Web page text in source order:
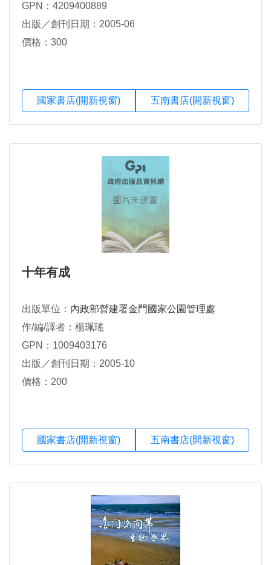
GPN：4209400889
出版／創刊日期：2005-06
價格：300
國家書店(開新視窗) 五南書店(開新視窗)
十年有成
出版單位： 內政部營建署金門國家公園管理處
作/編/譯者：楊珮瑤
GPN：1009403176
出版／創刊日期：2005-10
價格：200
國家書店(開新視窗) 五南書店(開新視窗)